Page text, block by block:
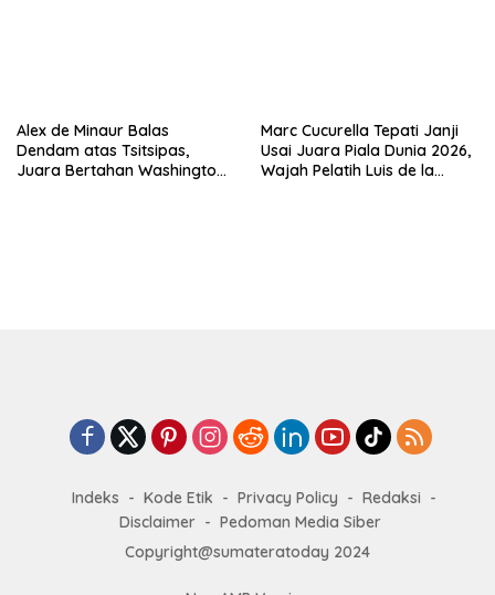
Alex de Minaur Balas
Dendam atas Tsitsipas,
Juara Bertahan Washington
Marc Cucurella Tepati Janji
Usai Juara Piala Dunia 2026,
Wajah Pelatih Luis de la
Indeks Kode Etik Privacy Policy
Redaksi
Disclaimer
Pedoman Media Siber
Copyright@sumateratoday 2024